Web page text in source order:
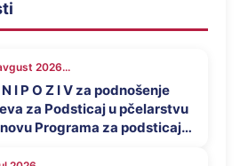
2026...
za Podsticaj u pčelarstvu
za podsticaj